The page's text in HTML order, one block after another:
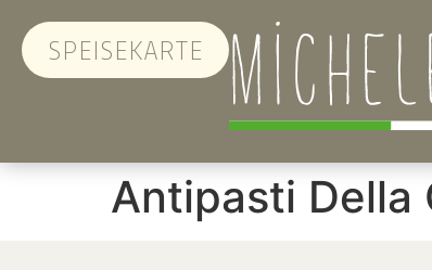
SPEISEKARTE
Antipasti Della